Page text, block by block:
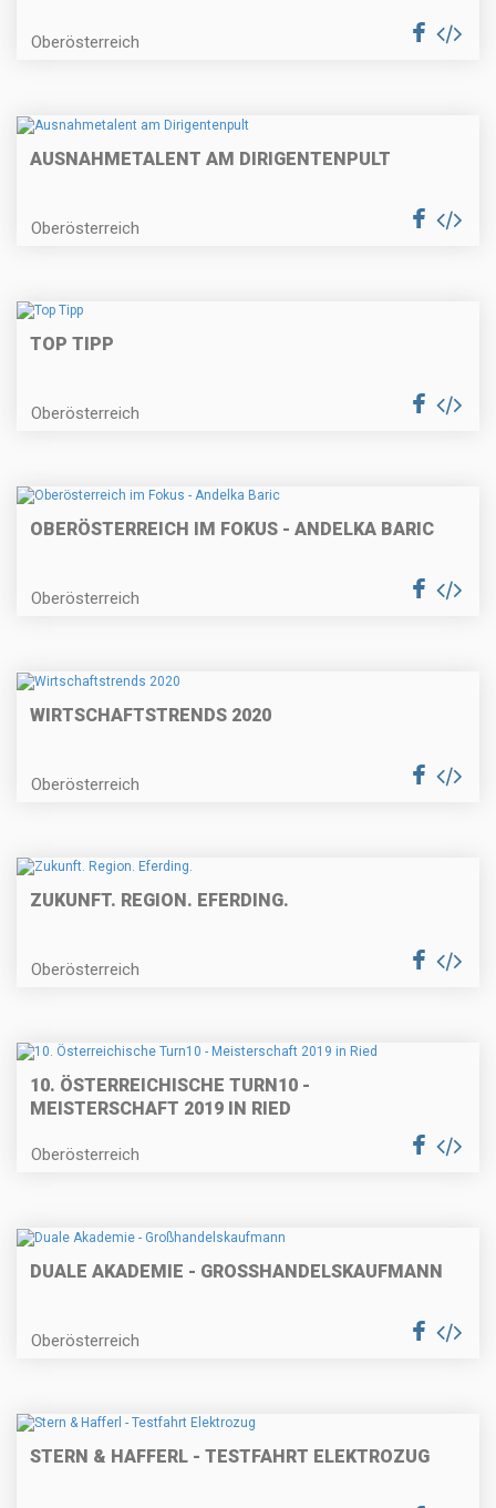
Oberösterreich
AUSNAHMETALENT AM DIRIGENTENPULT
Oberösterreich
TOP TIPP
Oberösterreich
OBERÖSTERREICH IM FOKUS - ANDELKA BARIC
Oberösterreich
WIRTSCHAFTSTRENDS 2020
Oberösterreich
ZUKUNFT. REGION. EFERDING.
Oberösterreich
10. ÖSTERREICHISCHE TURN10 -
MEISTERSCHAFT 2019 IN RIED
Oberösterreich
DUALE AKADEMIE - GROSSHANDELSKAUFMANN
Oberösterreich
STERN & HAFFERL - TESTFAHRT ELEKTROZUG